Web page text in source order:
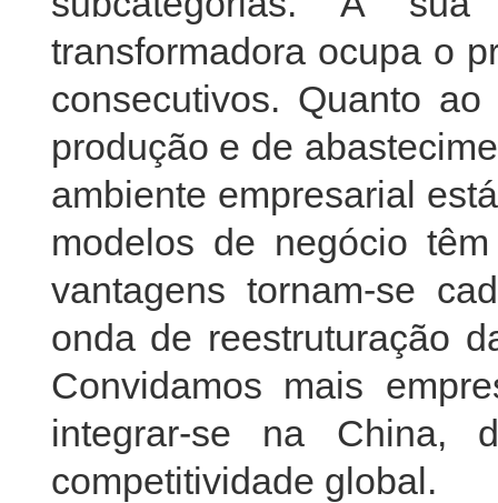
transformadora ocupa o
consecutivos. Quanto
produção e de
ambiente empresarial
modelos de negócio
vantagens tornam-se
onda de reestruturação
Convidamos mais
integrar-se na China,
competitividade global.